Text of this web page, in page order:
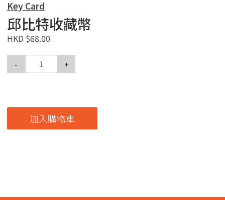
Key Card
邱比特收藏幣
HKD $68.00
- +
加入購物車